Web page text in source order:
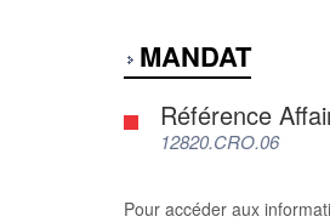
MANDAT
Référence
12820.CRO.06
Pour accéder aux